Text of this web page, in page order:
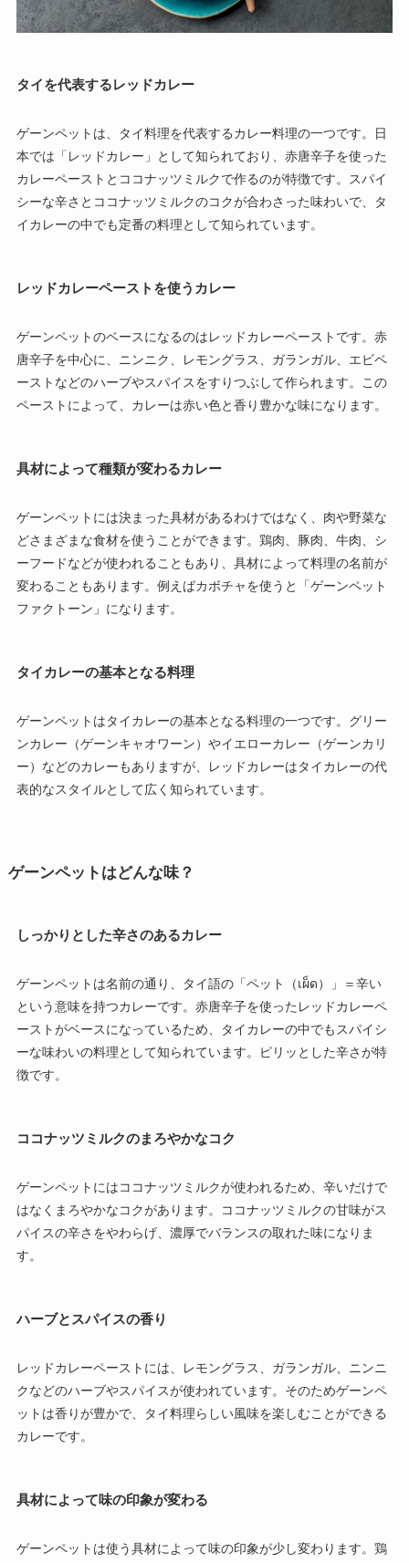
タイを代表するレッドカレー
ゲーンペットは、タイ料理を代表するカレー料理の一つです。日
本では「レッドカレー」として知られており、赤唐辛子を使った
カレーペーストとココナッツミルクで作るのが特徴です。スパイ
シーな辛さとココナッツミルクのコクが合わさった味わいで、タ
イカレーの中でも定番の料理として知られています。
レッドカレーペーストを使うカレー
ゲーンペットのベースになるのはレッドカレーペーストです。赤
唐辛子を中心に、ニンニク、レモングラス、ガランガル、エビペ
ーストなどのハーブやスパイスをすりつぶして作られます。この
ペーストによって、カレーは赤い色と香り豊かな味になります。
具材によって種類が変わるカレー
ゲーンペットには決まった具材があるわけではなく、肉や野菜な
どさまざまな食材を使うことができます。鶏肉、豚肉、牛肉、シ
ーフードなどが使われることもあり、具材によって料理の名前が
変わることもあります。例えばカボチャを使うと「ゲーンペット
ファクトーン」になります。
タイカレーの基本となる料理
ゲーンペットはタイカレーの基本となる料理の一つです。グリー
ンカレー（ゲーンキャオワーン）やイエローカレー（ゲーンカリ
ー）などのカレーもありますが、レッドカレーはタイカレーの代
表的なスタイルとして広く知られています。
ゲーンペットはどんな味？
しっかりとした辛さのあるカレー
ゲーンペットは名前の通り、タイ語の「ペット（เผ็ด）」＝辛い
という意味を持つカレーです。赤唐辛子を使ったレッドカレーペ
ーストがベースになっているため、タイカレーの中でもスパイシ
ーな味わいの料理として知られています。ピリッとした辛さが特
徴です。
ココナッツミルクのまろやかなコク
ゲーンペットにはココナッツミルクが使われるため、辛いだけで
はなくまろやかなコクがあります。ココナッツミルクの甘味がス
パイスの辛さをやわらげ、濃厚でバランスの取れた味になりま
す。
ハーブとスパイスの香り
レッドカレーペーストには、レモングラス、ガランガル、ニンニ
クなどのハーブやスパイスが使われています。そのためゲーンペ
ットは香りが豊かで、タイ料理らしい風味を楽しむことができる
カレーです。
具材によって味の印象が変わる
ゲーンペットは使う具材によって味の印象が少し変わります。鶏